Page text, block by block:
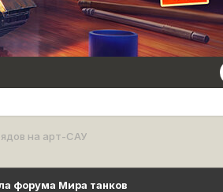
на арт-САУ
форума Мира танков